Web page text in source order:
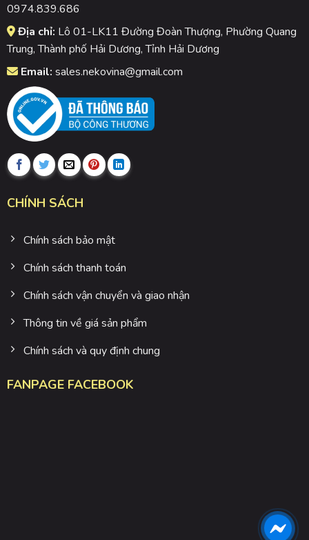
0974.839.686
Địa chỉ: Lô 01-LK11 Đường Đoàn Thượng, Phường Quang
Trung, Thành phố Hải Dương, Tỉnh Hải Dương
Email: sales.nekovina@gmail.com
CHÍNH SÁCH
Chính sách bảo mật
Chính sách thanh toán
Chính sách vận chuyển và giao nhận
Thông tin về giá sản phẩm
Chính sách và quy định chung
FANPAGE FACEBOOK